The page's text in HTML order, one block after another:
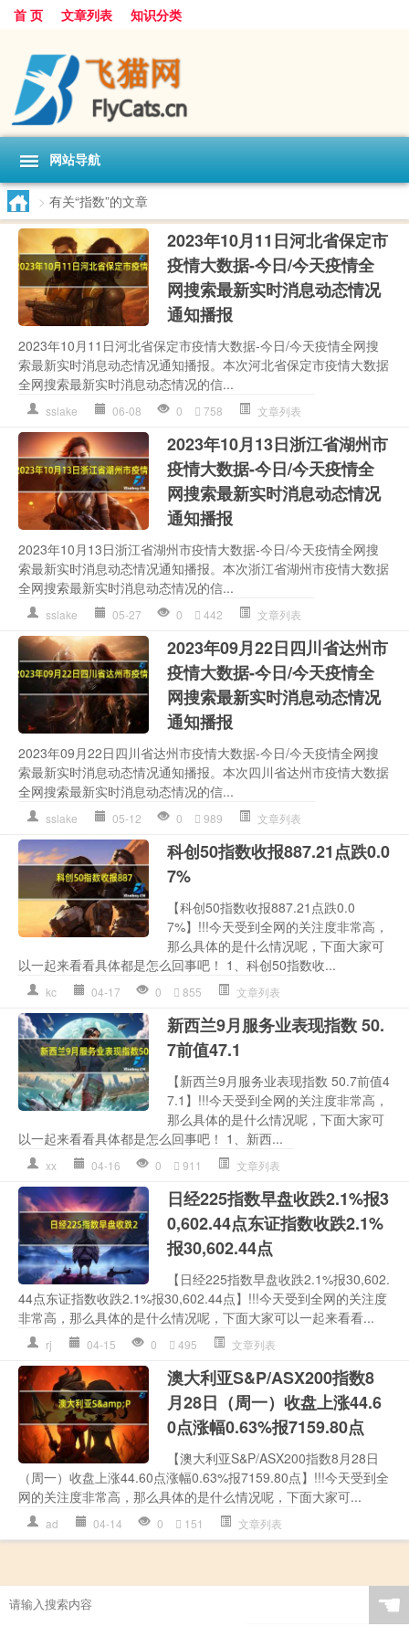
首 页 文章列表 知识分类
网站导航
> 有关“指数”的文章
2023年10月11日河北省保定市
疫情大数据-今日/今天疫情全
网搜索最新实时消息动态情况
通知播报
2023年10月11日河北省保定市疫情大数据-今日/今天疫情全网搜
索最新实时消息动态情况通知播报。本次河北省保定市疫情大数据
全网搜索最新实时消息动态情况的信...
sslake 06-08 0 758 文章列表
2023年10月13日浙江省湖州市
疫情大数据-今日/今天疫情全
网搜索最新实时消息动态情况
通知播报
2023年10月13日浙江省湖州市疫情大数据-今日/今天疫情全网搜
索最新实时消息动态情况通知播报。本次浙江省湖州市疫情大数据
全网搜索最新实时消息动态情况的信...
sslake 05-27 0 442 文章列表
2023年09月22日四川省达州市
疫情大数据-今日/今天疫情全
网搜索最新实时消息动态情况
通知播报
2023年09月22日四川省达州市疫情大数据-今日/今天疫情全网搜
索最新实时消息动态情况通知播报。本次四川省达州市疫情大数据
全网搜索最新实时消息动态情况的信...
sslake 05-12 0 989 文章列表
科创50指数收报887.21点跌0.0
7%
【科创50指数收报887.21点跌0.0
7%】!!!今天受到全网的关注度非常高，
那么具体的是什么情况呢，下面大家可
以一起来看看具体都是怎么回事吧！ 1、科创50指数收...
kc 04-17 0 855 文章列表
新西兰9月服务业表现指数 50.
7前值47.1
【新西兰9月服务业表现指数 50.7前值4
7.1】!!!今天受到全网的关注度非常高，
那么具体的是什么情况呢，下面大家可
以一起来看看具体都是怎么回事吧！ 1、新西...
xx 04-16 0 911 文章列表
日经225指数早盘收跌2.1%报3
0,602.44点东证指数收跌2.1%
报30,602.44点
【日经225指数早盘收跌2.1%报30,602.
44点东证指数收跌2.1%报30,602.44点】!!!今天受到全网的关注度
非常高，那么具体的是什么情况呢，下面大家可以一起来看看...
rj 04-15 0 495 文章列表
澳大利亚S&P/ASX200指数8
月28日（周一）收盘上涨44.6
0点涨幅0.63%报7159.80点
【澳大利亚S&P/ASX200指数8月28日
（周一）收盘上涨44.60点涨幅0.63%报7159.80点】!!!今天受到全
网的关注度非常高，那么具体的是什么情况呢，下面大家可...
ad 04-14 0 151 文章列表
☚